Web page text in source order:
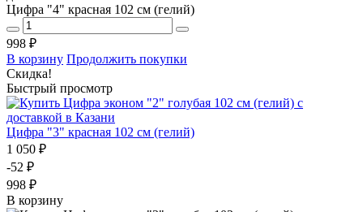
Цифра "4" красная 102 см (гелий)
998 ₽
В корзину Продолжить покупки
Скидка!
Быстрый просмотр
Цифра "3" красная 102 см (гелий)
1 050 ₽
-52 ₽
998 ₽
В корзину